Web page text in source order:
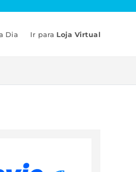
Dia Ir para Loja Virtual